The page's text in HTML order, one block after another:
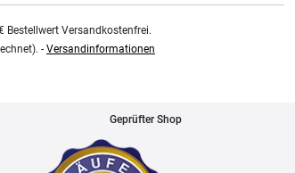
Bestellwert Versandkostenfrei.
- Versandinformationen
Geprüfter Shop